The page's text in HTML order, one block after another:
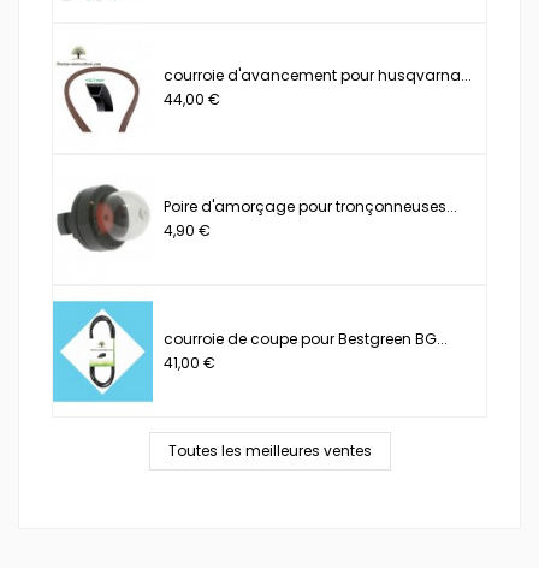
courroie d'avancement pour husqvarna...
44,00 €
Poire d'amorçage pour tronçonneuses...
4,90 €
courroie de coupe pour Bestgreen BG...
41,00 €
Toutes les meilleures ventes